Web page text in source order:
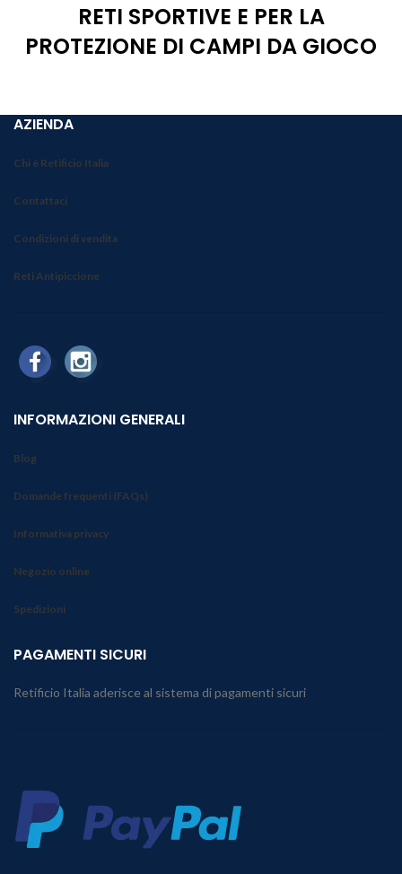
RETI SPORTIVE E PER LA
PROTEZIONE DI CAMPI DA GIOCO
AZIENDA
Chi è Retificio Italia
Contattaci
Condizioni di vendita
Reti Antipiccione
INFORMAZIONI GENERALI
Blog
Domande frequenti (FAQs)
Informativa privacy
Negozio online
Spedizioni
PAGAMENTI SICURI
Retificio Italia aderisce al sistema di pagamenti sicuri